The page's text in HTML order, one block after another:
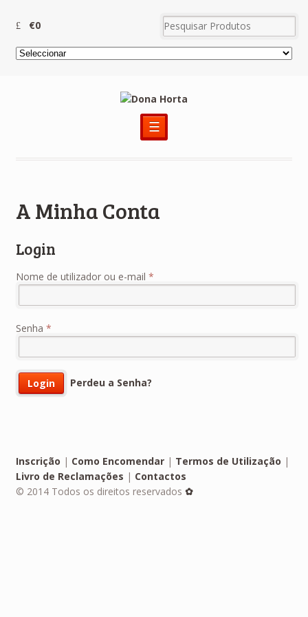
€0
☰
A Minha Conta
Login
Nome de utilizador ou e-mail *
Senha *
Perdeu a Senha?
Inscrição | Como Encomendar| Termos de Utilização |
Livro de Reclamações | Contactos
© 2014 Todos os direitos reservados ✿